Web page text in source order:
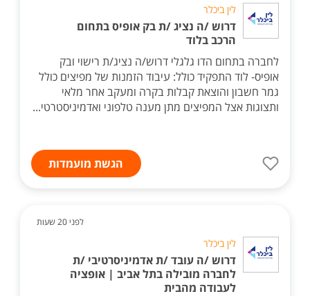
לין ביכלר
דרוש /ה נציג /ת בק אופיס בתחום
הרכב בלוד
לחברה בתחום הדו גלגלי דרוש/ה נציג/ת רישוי ובק
אופיס- לוד התפקיד כולל: עיבוד הזמנות של מפיצים כולל
גמר חשבון והוצאת קבלות בקרה ומעקב אחר מלאי
ותצוגות אצל המפיצים מתן מענה טלפוני ואדמיניסטרטי...
הגשת מועמדות
לפני 20 שעות
לין ביכלר
דרוש /ה עובד /ת אדמיניסרטיבי /ת
לחברה מובילה בתל אביב | אופציה
לעבודה מהבית